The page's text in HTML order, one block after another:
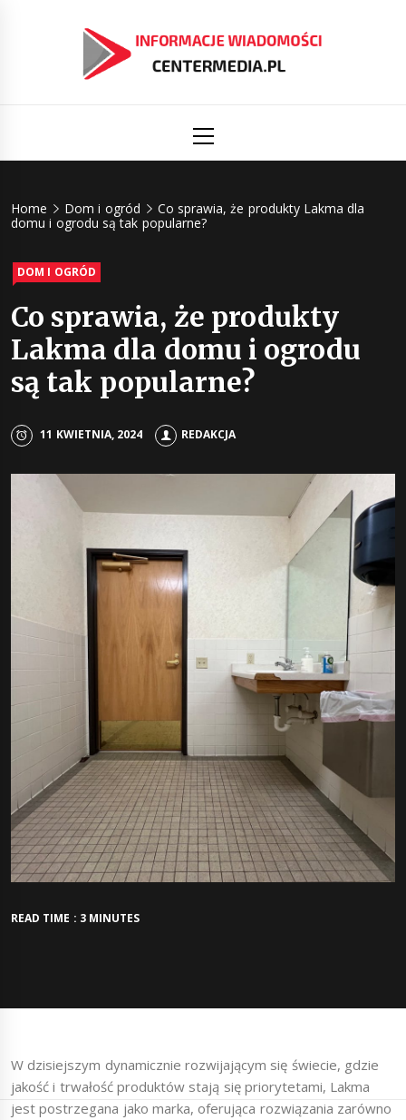
Menu
Home Dom i ogród
Co sprawia, że produkty Lakma dla
domu i ogrodu są tak popularne?
DOM I OGRÓD
Co sprawia, że produkty
Lakma dla domu i ogrodu
są tak popularne?
11 KWIETNIA, 2024 REDAKCJA
READ TIME : 3 MINUTES
W dzisiejszym dynamicznie rozwijającym się świecie, gdzie
jakość i trwałość produktów stają się priorytetami, Lakma
jest postrzegana jako marka, oferująca rozwiązania zarówno